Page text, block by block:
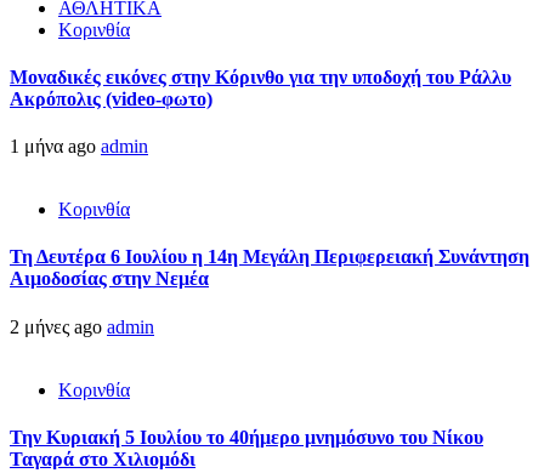
ΑΘΛΗΤΙΚΑ
Κορινθία
Μοναδικές εικόνες στην Κόρινθο για την υποδοχή του Ράλλυ
Ακρόπολις (video-φωτο)
1 μήνα ago admin
Κορινθία
Τη Δευτέρα 6 Ιουλίου η 14η Μεγάλη Περιφερειακή Συνάντηση
Αιμοδοσίας στην Νεμέα
2 μήνες ago admin
Κορινθία
Την Κυριακή 5 Ιουλίου το 40ήμερο μνημόσυνο του Νίκου
Ταγαρά στο Χιλιομόδι